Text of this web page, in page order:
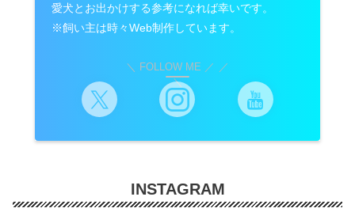
愛犬とお出かけする参考になれば幸いです。
※飼い主は時々Web制作しています。
＼ FOLLOW ME ／
INSTAGRAM